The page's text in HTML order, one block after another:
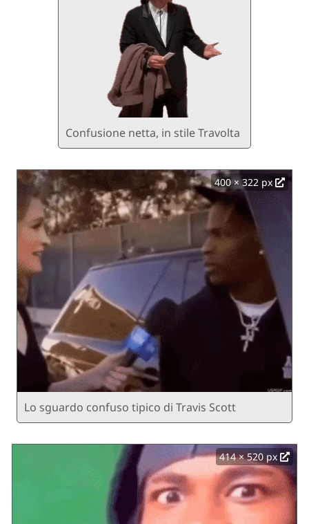
Confusione netta, in stile Travolta
400 × 322 px
Lo sguardo confuso tipico di Travis Scott
414 × 520 px